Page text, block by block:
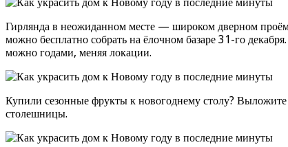
Гирлянда в неожиданном месте — широком дверном
можно бесплатно собрать на ёлочном базаре 31-го
можно годами, меняя локации.
Купили сезонные фрукты к новогоднему столу?
столешницы.